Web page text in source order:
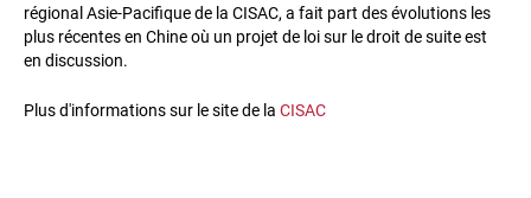
régional Asie-Pacifique de la CISAC, a fait part des évolutions les
plus récentes en Chine où un projet de loi sur le droit de suite est
en discussion.
Plus d'informations sur le site de la CISAC